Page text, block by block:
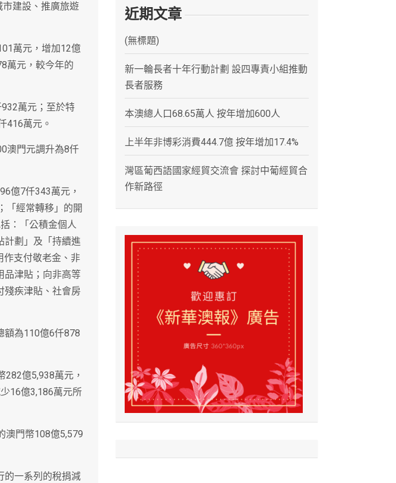
建設、推廣旅遊
萬元，增加12億
萬元，較今年的
萬元；至於特
416萬元。
澳門元調升為8仟
億7仟343萬元，
「經常轉移」的開
：「公積金個人
計劃」及「持續進
作支付敬老金、非
品津貼；向非高等
殘疾津貼、社會房
額為110億6仟878
億5,938萬元，
16億3,186萬元所
澳門幣108億5,579
的一系列的稅捐減
近期文章
(無標題)
新一輪長者十年行動計劃 設四專責小組推動
長者服務
本澳總人口68.65萬人 按年增加600人
上半年非博彩消費444.7億 按年增加17.4%
灣區葡西語國家經貿交流會 探討中葡經貿合
作新路徑